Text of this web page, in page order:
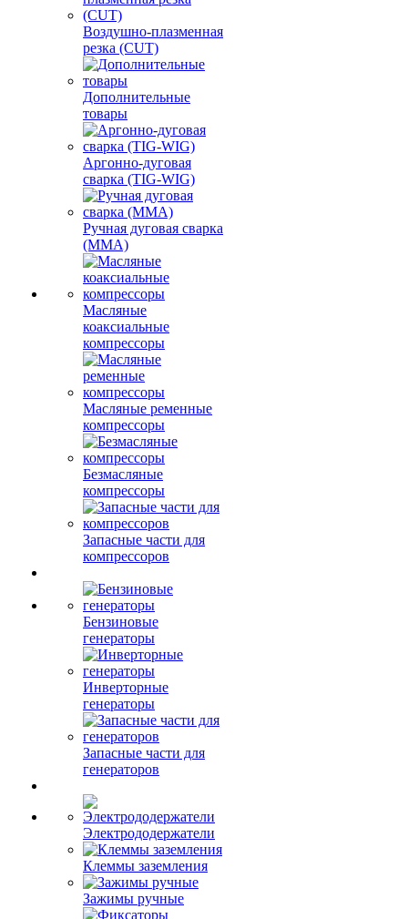
Воздушно-плазменная
резка (CUT)
Дополнительные
товары
Аргонно-дуговая
сварка (TIG-WIG)
Ручная дуговая сварка
(MMA)
Масляные
коаксиальные
компрессоры
Масляные ременные
компрессоры
Безмасляные
компрессоры
Запасные части для
компрессоров
Бензиновые
генераторы
Инверторные
генераторы
Запасные части для
генераторов
Электрододержатели
Клеммы заземления
Зажимы ручные